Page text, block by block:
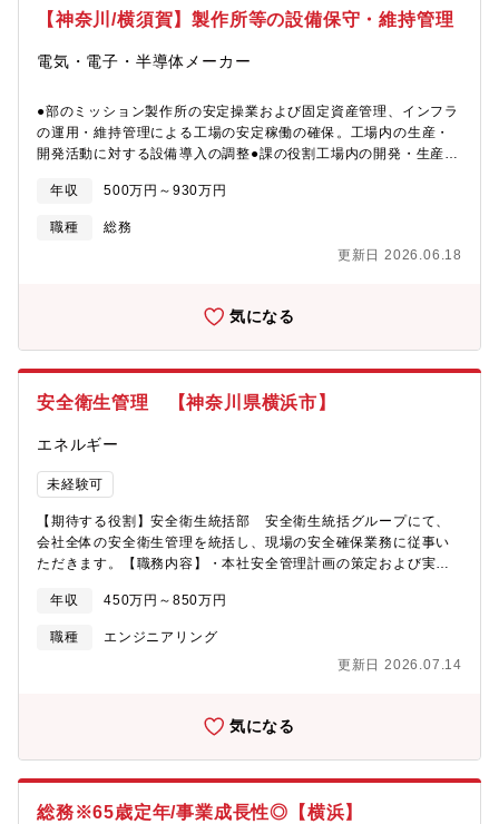
様々な分野の知識を有した人材が求められております●職場/チー
った知識を幅広く活用できる環境です。【就業環境】スーパーフ
つけ、効率よく業務できる環境で、ワークライフバランスが実現
可能。【雰囲気】20代から60代まで幅広い年齢層ですが、年上、
年下関係なく気軽に話せる雰囲気の職場です。●キャリアパスご活
を跨いだ業務ローテーションについても検討いたします。●本ポジ
れる職場環境であるため、年齢に関係なく、大きなPJ等にも参加
していただけます●本ポジションで得られるスキル・経験意欲のあ
境は風通しがよく、キャリア採用、ベテラン若手などの垣根が低
【神奈川/横須賀】製作所等の設備保守・維持管理
電気・電子・半導体メーカー
●部のミッション製作所の安定操業および固定資産管理、インフラ
の運用・維持管理による工場の安定稼働の確保。工場内の生産・
開発活動に対する設備導入の調整●課の役割工場内の開発・生産活
維持管理をおこなうことで、工場の安定稼働への貢献できます●具
体的な業務内容ニコン製作所における設備管理業務全般・建物、
設備の保守、運用、管理・上記にかかる発注、検収・工事／省エ
ネ施策の企画立案、並びに評価・製作所で使用するエネルギーの
景・カメラ分野に留まらず、多角的な経営方針を推進している現
即戦力となれる方の力が必要となっております。また、現在工場
られているため、様々な分野の知識を有した人材が求められてお
われずに、今まで培った知識を幅広く活用できる環境です。【就
業環境】スーパーフレックス制度、残業時間も平均して5-10時間/
月程度とメリハリをつけ、効率よく業務できる環境で、ワークラ
イフバランスが実現可能。【雰囲気】20代から60代まで幅広い年
齢層ですが、年上、年下関係なく気軽に話せる雰囲気の職場で
す。●キャリアパスご活躍次第では、グループ全体の施設運営戦略
討いたします。●本ポジションのやりがい意欲のある方には積極的
く、大きなPJ等にも参加していただけます●本ポジションで得られ
るスキル・経験日常の保守修繕からスタートし、設備の計画立案
り、設備維持管理の知見が広がります。●メッセージ職場環境は風
ませんか。
年収 500万円～930万円
職種
総務
更新日 2026.06.18
気になる
安全衛生管理 【神奈川県横浜市】
エネルギー
未経験可
【期待する役割】安全衛生統括部 安全衛生統括グループにて、
会社全体の安全衛生管理を統括し、現場の安全確保業務に従事い
ただきます。【職務内容】・本社安全管理計画の策定および実
施・助勢・安全基準および法令の遵守確認・事故やトラブル発生
時の対応および報告・安全管理に関するデータの収集および分
析 等＜案件に関して＞安定した経営基盤を持ち、トップクラス
のシェアを誇る当社の案件は、数億～数十億の案件が多数。大規
衛生統括部 安全衛生統括グループ【出張の頻度や期間につい
2ヶ月程度 ※担当案件によって期間は異なります。 ※事業所へ
ます。（数ヶ月程度）【キャリアステップについて】当社では、
年収 450万円～850万円
職種
エンジニアリング
更新日 2026.07.14
気になる
総務※65歳定年/事業成長性◎【横浜】